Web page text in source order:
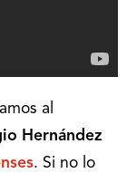
al
Hernández
. Si no lo